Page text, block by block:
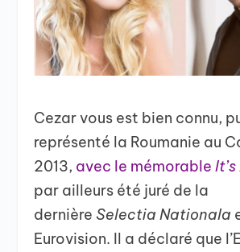
Cezar vous est bien connu,
représenté la Roumanie au
2013, avec le mémorable
par ailleurs été juré de la
dernièreSelectia Nationala
Eurovision. Il a déclaré que